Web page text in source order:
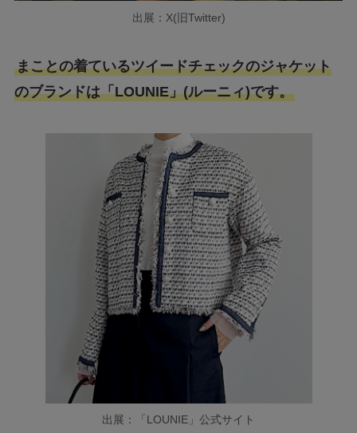
出展：X(旧Twitter)
まことの着ているツイードチェックのジャケット
のブランドは「LOUNIE」(ルーニィ)です。
出展：「LOUNIE」公式サイト